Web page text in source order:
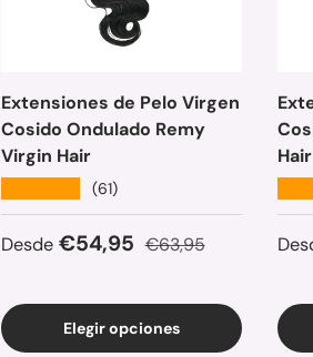
Extensiones de Pelo Virgen
Cosido Ondulado Remy
Virgin Hair
(61)
Precio de venta
Desde €54,95 Precio normal
€63,95
Elegir opciones
Hair